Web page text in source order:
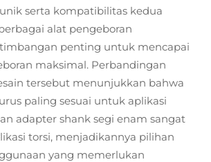
serta kompatibilitas kedua
alat pengeboran
penting untuk mencapai
maksimal. Perbandingan
tersebut menunjukkan bahwa
paling sesuai untuk aplikasi
adapter shank segi enam sangat
torsi, menjadikannya pilihan
yang memerlukan